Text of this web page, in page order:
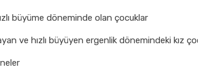
büyüme döneminde olan çocuklar
ve hızlı büyüyen ergenlik dönemindeki kız